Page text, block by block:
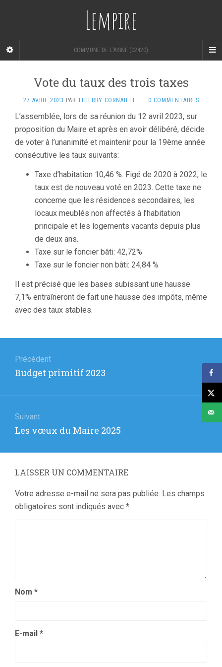
Lempire
COMMUNE DE L'AISNE (02420)
Vote du taux des trois taxes
27 AVRIL 2023 PAR THIERRY CORNAILLE · 0 COMMENTAIRES
L’assemblée, lors de sa réunion du 12 avril 2023, sur
proposition du Maire et après en avoir délibéré, décide
de voter à l’unanimité et maintenir pour la 19ème année
consécutive les taux suivants:
Taxe d’habitation 10,46 %. Figé de 2020 à 2022, le
taux est de nouveau voté en 2023. Cette taxe ne
concerne que les résidences secondaires, les
locaux meublés non affectés à l’habitation
principale et les logements vacants depuis plus
de deux ans.
Taxe sur le foncier bâti: 42,72%
Taxe sur le foncier non bâti: 24,84 %
Il est précisé que les bases subissant une hausse
7,1% entraîneront de fait une hausse des impôts, même
avec des taux stables.
de
l’article
Précédent
Article
Budget primitif 2023
Suivant
Article
:
Les vœux du Maire 2025
LAISSER UN COMMENTAIRE
Votre adresse e-mail ne sera pas publiée. Les champs
obligatoires sont indiqués avec *
Nom *
E-mail *